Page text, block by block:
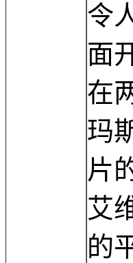
令
面
在
玛
片
艾
的